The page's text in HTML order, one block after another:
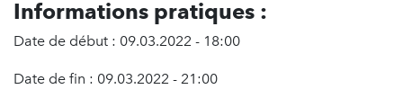
Informations pratiques :
Date de début : 09.03.2022 - 18:00
Date de fin : 09.03.2022 - 21:00